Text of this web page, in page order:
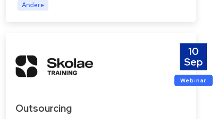
Andere
10
Sep
Webinar
Outsourcing